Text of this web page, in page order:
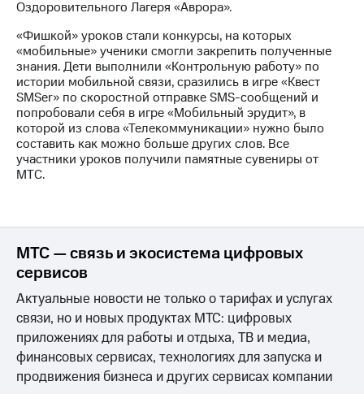
и акционерам
Корпоративное
управление
Корпоративный
секретарь
Раскрытие
информации
Информация
акционерам
Собрания
Личный
кабинет
акционера
Акционерный
капитал
Контроль
и
Рынок
Оздоровительного Лагеря «Аврора».
«Фишкой» уроков стали конкурсы, на которых
«мобильные» ученики смогли закрепить полученные
знания. Дети выполнили «Контрольную работу» по
истории мобильной связи, сразились в игре «Квест
SMSer» по скоростной отправке SMS-сообщений и
попробовали себя в игре «Мобильный эрудит», в
которой из слова «Телекоммуникации» нужно было
составить как можно больше других слов. Все
участники уроков получили памятные сувениры от
МТС.
МТС — связь и экосистема цифровых
сервисов
Актуальные новости не только о тарифах и услугах
связи, но и новых продуктах МТС: цифровых
приложениях для работы и отдыха, ТВ и медиа,
финансовых сервисах, технологиях для запуска и
продвижения бизнеса и других сервисах компании